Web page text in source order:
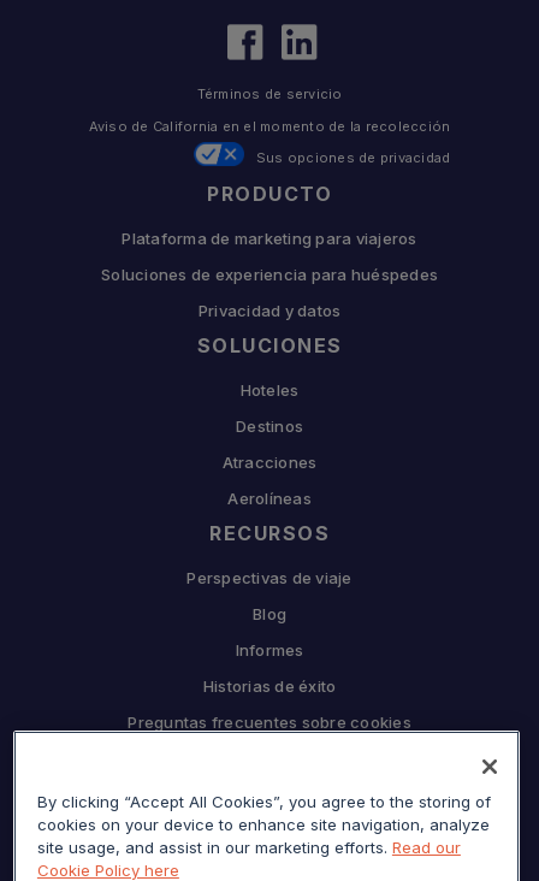
PRODUCTO
Plataforma de marketing para viajeros
Soluciones de experiencia para huéspedes
Privacidad y datos
SOLUCIONES
Hoteles
Destinos
Atracciones
Aerolíneas
RECURSOS
Perspectivas de viaje
Blog
Informes
Historias de éxito
Preguntas frecuentes sobre cookies
Por qué Sojern
Términos de servicio
Aviso de California en el momento de la recolección
Sus opciones de privacidad
By clicking “Accept All Cookies”, you agree to the storing of
cookies on your device to enhance site navigation, analyze
site usage, and assist in our marketing efforts. Read our
Cookie Policy here